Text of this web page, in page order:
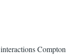
Compton